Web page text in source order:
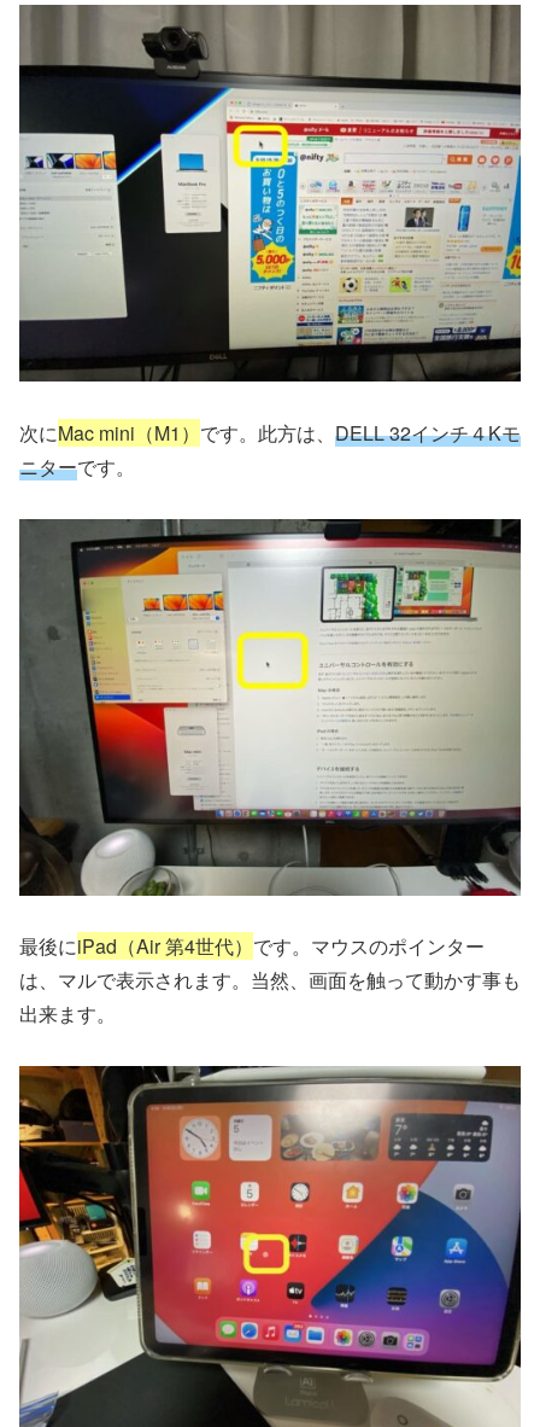
次にMac mini（M1） です。此方は、 DELL 32インチ４Kモ
ニターです。
最後にiPad（Air 第4世代） です。マウスのポインター
は、マルで表示されます。当然、画面を触って動かす事も
出来ます。